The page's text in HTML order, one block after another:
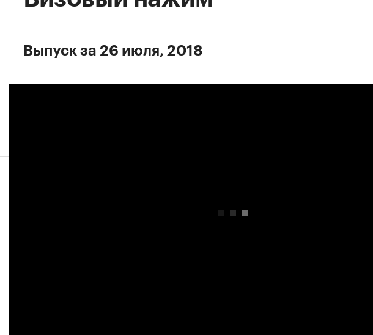
Выпуск за 26 июля, 2018